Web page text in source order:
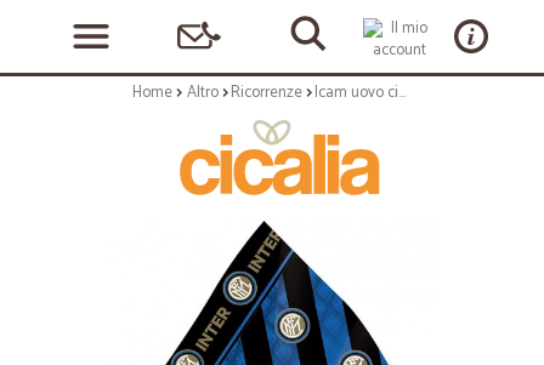
Home Altro Ricorrenze Icam uovo ciccolato al latte inter gr.180